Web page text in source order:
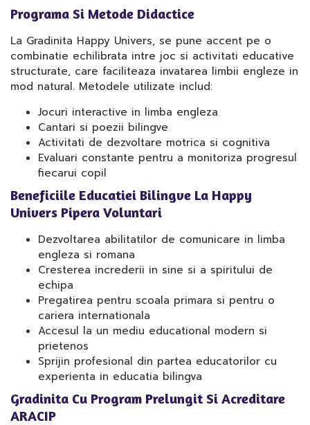
Programa Si Metode Didactice
La Gradinita Happy Univers, se pune accent pe o
combinatie echilibrata intre joc si activitati educative
structurate, care faciliteaza invatarea limbii engleze in
mod natural. Metodele utilizate includ:
Jocuri interactive in limba engleza
Cantari si poezii bilingve
Activitati de dezvoltare motrica si cognitiva
Evaluari constante pentru a monitoriza progresul
fiecarui copil
Beneficiile Educatiei Bilingve La Happy
Univers Pipera Voluntari
Dezvoltarea abilitatilor de comunicare in limba
engleza si romana
Cresterea increderii in sine si a spiritului de
echipa
Pregatirea pentru scoala primara si pentru o
cariera internationala
Accesul la un mediu educational modern si
prietenos
Sprijin profesional din partea educatorilor cu
experienta in educatia bilingva
Gradinita Cu Program Prelungit Si Acreditare
ARACIP